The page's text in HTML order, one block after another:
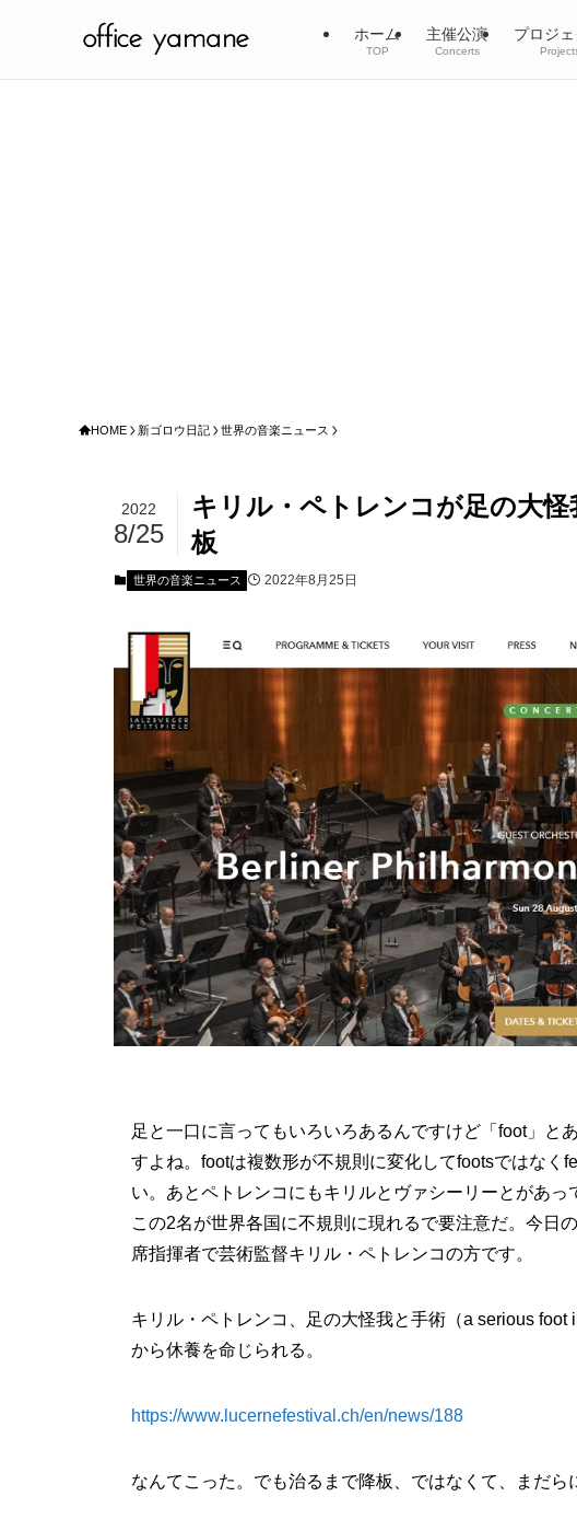
ホーム
TOP
主催公演
Concerts
プロジ
HOME 新ゴロウ日記 世界の音楽ニュース
キリル・ペトレンコが足の大
板
2022
8/25
世界の音楽ニュース 2022年8月25日
足と一口に言ってもいろいろあるんですけど「foot」と
すよね。footは複数形が不規則に変化してfootsではなく
い。あとペトレンコにもキリルとヴァシーリーとがあっ
この2名が世界各国に不規則に現れるで要注意だ。今日
席指揮者で芸術監督キリル・ペトレンコの方です。
キリル・ペトレンコ、足の大怪我と手術（a serious
から休養を命じられる。
https://www.lucernefestival.ch/en/news/188
なんてこった。でも治るまで降板、ではなくて、まだ